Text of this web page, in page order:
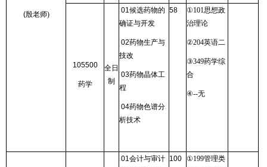
(殷老师)
105500
药学
全日
制
01候选药物的
确证与开发
02药物生产与
技改
03药物晶体工
程
04药物色谱分
析技术
58 ①101思想政
治理论
②204英语二
③349药学综
合
④--无
01会计与审计 100 ①199管理类